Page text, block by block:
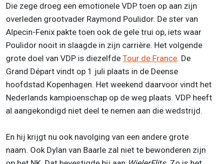
Die zege droeg een emotionele VDP toen op aan zijn
overleden grootvader Raymond Poulidor. De ster van
Alpecin-Fenix pakte toen ook de gele trui op, iets waar
Poulidor nooit in slaagde in zijn carrière. Het volgende
grote doel van VDP is diezelfde Tour de France. De
Grand Départ vindt op 1 juli plaats in de Deense
hoofdstad Kopenhagen. Het weekend daarvoor vindt het
Nederlands kampioenschap op de weg plaats. VDP heeft
al aangekondigd niet deel te nemen aan die wedstrijd.
En hij krijgt nu ook navolging van een andere grote
naam. Ook Dylan van Baarle zal niet te bewonderen zijn